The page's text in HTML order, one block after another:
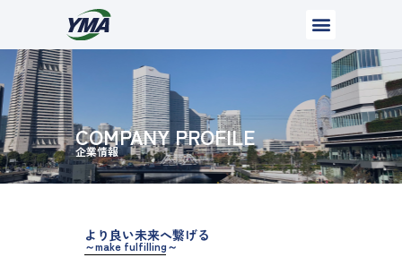
COMPANY PROFILE
企業情報
より良い未来へ繋げる
～make fulfilling～